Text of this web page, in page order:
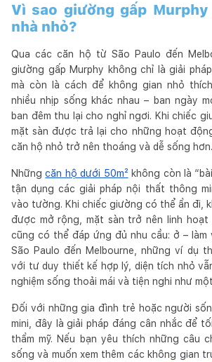
Vì sao giường gấp
nhà nhỏ?
Qua các căn hộ từ São Paulo đến
giường gấp Murphy không chỉ là giải
mà còn là cách để không gian nhỏ
nhiều nhịp sống khác nhau – ban ngày
ban đêm thu lại cho nghỉ ngơi. Khi chiếc
mặt sàn được trả lại cho những hoạt
căn hộ nhỏ trở nên thoáng và dễ sống hơn.
Nhữngcăn hộ dưới 50m² không còn là
tận dụng các giải pháp nội thất thông
vào tường. Khi chiếc giường có thể ẩn đi,
được mở rộng, mặt sàn trở nên linh hoạt
cũng có thể đáp ứng đủ nhu cầu: ở – làm
São Paulo đến Melbourne, những ví dụ
với tư duy thiết kế hợp lý, diện tích nhỏ
nghiệm sống thoải mái và tiện nghi như
Đối với những gia đình trẻ hoặc người
mini, đây là giải pháp đáng cân nhắc để
thẩm mỹ. Nếu bạn yêu thích những câu
sống và muốn xem thêm các không gian